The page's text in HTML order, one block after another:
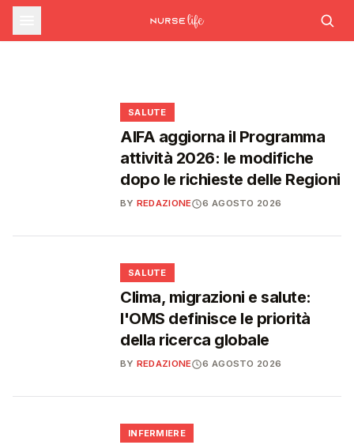
farmaceutica supera i 39 miliardi,
boom di farmaci per diabete e
Ondata di calore in lieve calo: il 7 agosto 26
città da bollino rosso, il giorno dopo
SALUTE
Emergenza caldo: il numero 1500 supera le
SALUTE
AIFA aggiorna il Programma
attività 2026: le modifiche
dopo le richieste delle Regioni
BY REDAZIONE 6 AGOSTO 2026
SALUTE
Clima, migrazioni e salute:
l'OMS definisce le priorità
della ricerca globale
BY REDAZIONE 6 AGOSTO 2026
INFERMIERE